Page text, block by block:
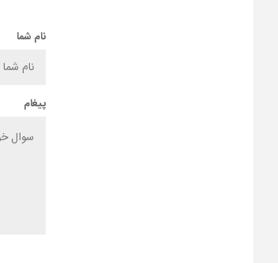
نام شما
پیغام